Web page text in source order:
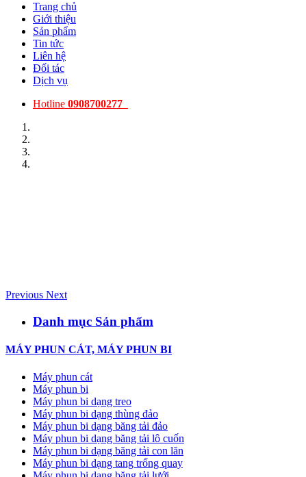
Trang chủ
Giới thiệu
Sản phẩm
Tin tức
Liên hệ
Đối tác
Dịch vụ
Hotline 0908700277
Previous Next
Danh mục Sản phẩm
MÁY PHUN CÁT, MÁY PHUN BI
Máy phun cát
Máy phun bi
Máy phun bi dạng treo
Máy phun bi dạng thùng đảo
Máy phun bi dạng băng tải đảo
Máy phun bi dạng băng tải lô cuốn
Máy phun bi dạng băng tải con lăn
Máy phun bi dạng tang trống quay